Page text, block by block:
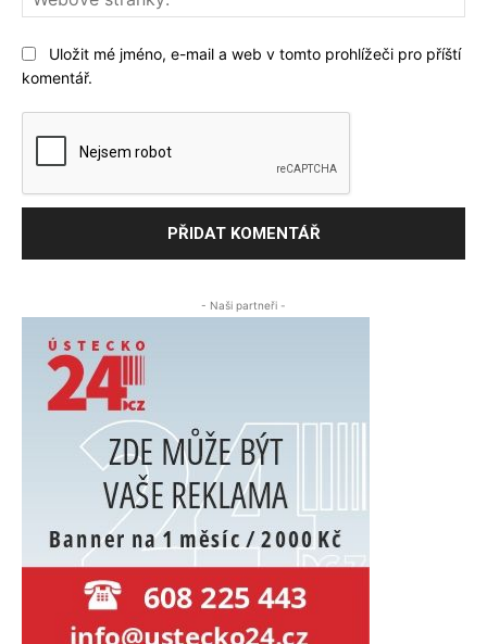
Uložit mé jméno, e-mail a web v tomto prohlížeči pro příští
komentář.
- Naši partneři -